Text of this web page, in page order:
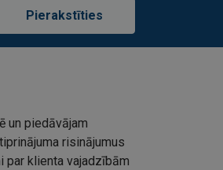
Pierakstīties
un piedāvājam
risinājumus
par klienta vajadzībām